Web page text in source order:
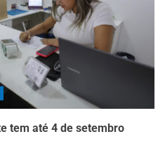
tem até 4 de setembro